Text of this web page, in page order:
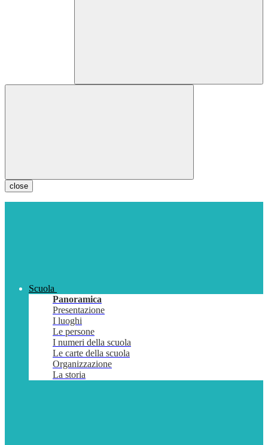
close
Scuola
Panoramica
Presentazione
I luoghi
Le persone
I numeri della scuola
Le carte della scuola
Organizzazione
La storia